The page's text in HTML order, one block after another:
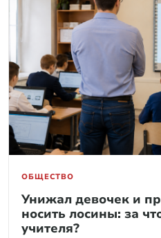
ОБЩЕСТВО
Унижал девочек и
носить лосины: за
учителя?